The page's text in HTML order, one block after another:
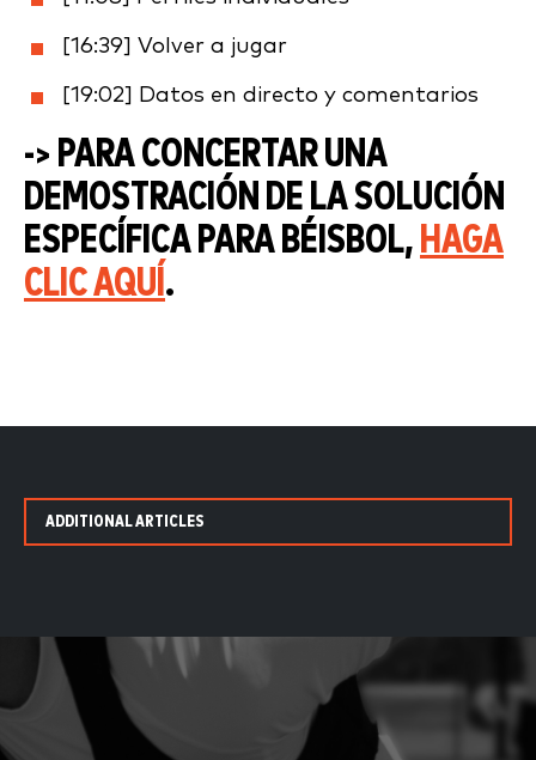
[16:39] Volver a jugar
[19:02] Datos en directo y comentarios
-> PARA CONCERTAR UNA
DEMOSTRACIÓN DE LA SOLUCIÓN
ESPECÍFICA PARA BÉISBOL, HAGA
CLIC AQUÍ .
ADDITIONAL ARTICLES